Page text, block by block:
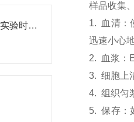
小鼠ELISA试剂盒进行实验时需要注意什么呢？
样品收集
1. 血清：
迅速小心
2. 血浆：
3. 细胞上
4. 组织匀
5. 保存：